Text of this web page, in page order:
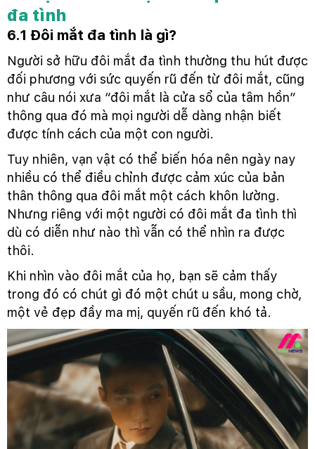
đa tình
6.1 Đôi mắt đa tình là gì?
Người sở hữu đôi mắt đa tình thường thu hút được
đối phương với sức quyến rũ đến từ đôi mắt, cũng
như câu nói xưa “đôi mắt là cửa sổ của tâm hồn”
thông qua đó mà mọi người dễ dàng nhận biết
được tính cách của một con người.
Tuy nhiên, vạn vật có thể biến hóa nên ngày nay
nhiều có thể điều chỉnh được cảm xúc của bản
thân thông qua đôi mắt một cách khôn lường.
Nhưng riêng với một người có đôi mắt đa tình thì
dù có diễn như nào thì vẫn có thể nhìn ra được
thôi.
Khi nhìn vào đôi mắt của họ, bạn sẽ cảm thấy
trong đó có chút gì đó một chút u sầu, mong chờ,
một vẻ đẹp đầy ma mị, quyến rũ đến khó tả.